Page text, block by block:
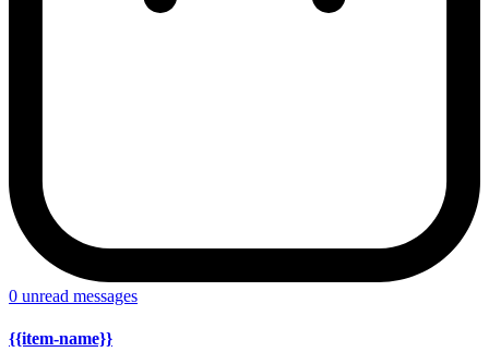
0 unread messages
{{item-name}}